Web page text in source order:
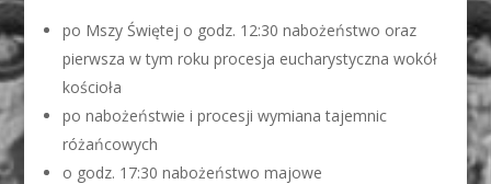
po Mszy Świętej o godz. 12:30 nabożeństwo oraz
pierwsza w tym roku procesja eucharystyczna wokół
kościoła
po nabożeństwie i procesji wymiana tajemnic
różańcowych
o godz. 17:30 nabożeństwo majowe